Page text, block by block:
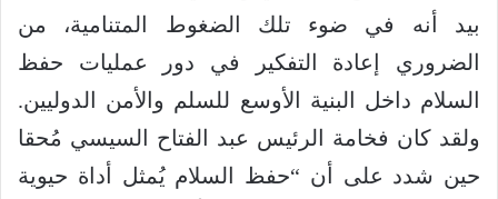
بيد أنه في ضوء تلك الضغوط المتنامية، من
الضروري إعادة التفكير في دور عمليات حفظ
السلام داخل البنية الأوسع للسلم والأمن الدوليين.
ولقد كان فخامة الرئيس عبد الفتاح السيسي مُحقا
حين شدد على أن “حفظ السلام يُمثل أداة حيوية